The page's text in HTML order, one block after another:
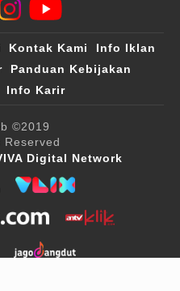
Kontak Kami
Info Iklan
Panduan Kebijakan
Info Karir
©2019
Reserved
Digital Network